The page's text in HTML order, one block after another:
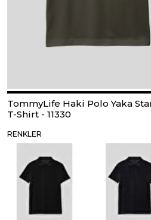
TommyLife Haki Polo Yaka
T-Shirt - 11330
RENKLER